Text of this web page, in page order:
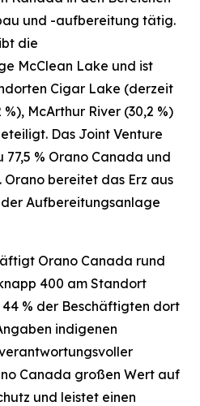
und -aufbereitung tätig.
die
McClean Lake und ist
Cigar Lake (derzeit
McArthur River (30,2 %)
Das Joint Venture
% Orano Canada und
Orano bereitet das Erz aus
Aufbereitungsanlage
Orano Canada rund
400 am Standort
44 % der Beschäftigten dort
indigenen
Canada großen Wert auf
und leistet einen